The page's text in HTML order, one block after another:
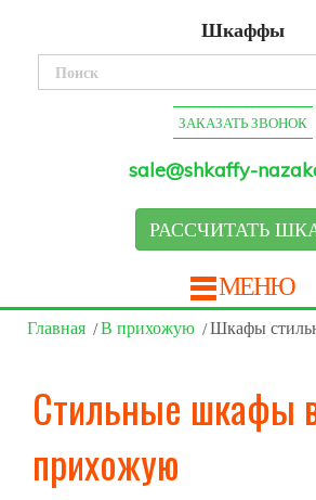
Шкаффы
ЗАКАЗАТЬ ЗВОНОК
sale@shkaffy-
РАССЧИТАТЬ
МЕНЮ
Главная В прихожую Шкафы
Стильные шкафы
прихожую